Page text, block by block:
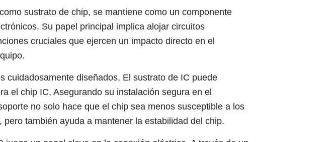
sustrato de chip, se mantiene como un componente
Su papel principal implica alojar circuitos
cruciales que ejercen un impacto directo en el
cuidadosamente diseñados, El sustrato de IC puede
el chip IC, Asegurando su instalación segura en el
no solo hace que el chip sea menos susceptible a los
también ayuda a mantener la estabilidad del chip.